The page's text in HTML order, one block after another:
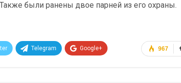
были ранены двое парней из его охраны.
967
Telegram Google+